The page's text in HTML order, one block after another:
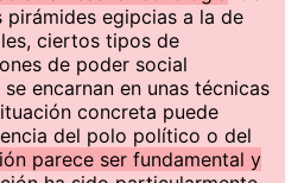
egipcias a la de
ciertos tipos de
de poder social
encarnan en unas técnicas
concreta puede
del polo político o del
parece ser fundamental y